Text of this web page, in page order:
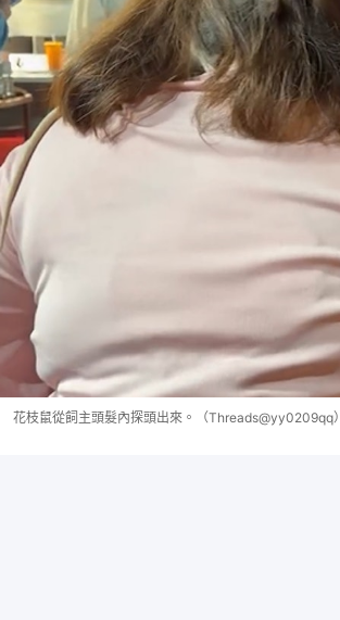
花枝鼠從飼主頭髮內探頭出來。（Threads@yy0209qq）